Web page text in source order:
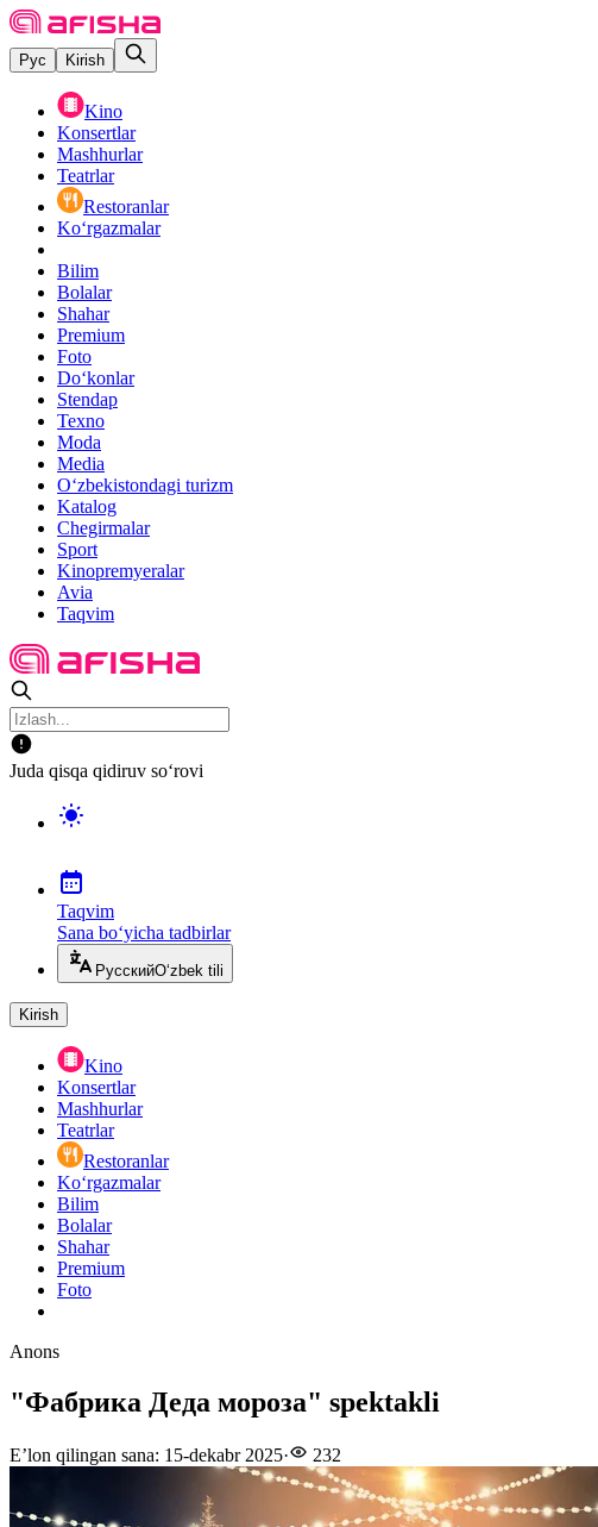
Рус Kirish
Kino
Konsertlar
Mashhurlar
Teatrlar
Restoranlar
Ko‘rgazmalar
Bilim
Bolalar
Shahar
Premium
Foto
Do‘konlar
Stendap
Texno
Moda
Media
O‘zbekistondagi turizm
Katalog
Chegirmalar
Sport
Kinopremyeralar
Avia
Taqvim
Juda qisqa qidiruv so‘rovi
Taqvim
Sana bo‘yicha tadbirlar
РусскийO‘zbek tili
Kirish
Kino
Konsertlar
Mashhurlar
Teatrlar
Restoranlar
Ko‘rgazmalar
Bilim
Bolalar
Shahar
Premium
Foto
Anons
"Фабрика Деда мороза" spektakli
E’lon qilingan sana: 15-dekabr 2025· 232